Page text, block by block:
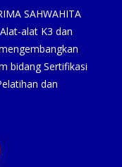
SAHWAHITA
alat K3 dan
bidang Sertifikasi
dan